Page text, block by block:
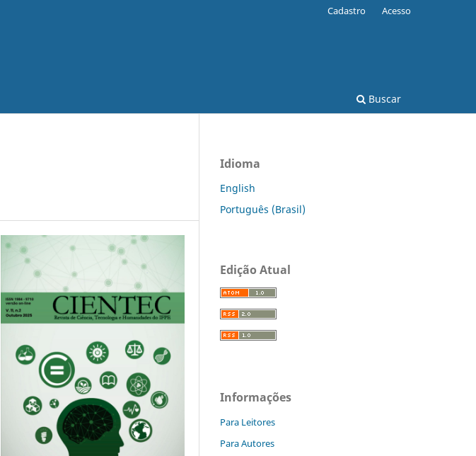
Buscar
Cadastro Acesso
Idioma
English
Português (Brasil)
Edição Atual
Informações
Para Leitores
Para Autores